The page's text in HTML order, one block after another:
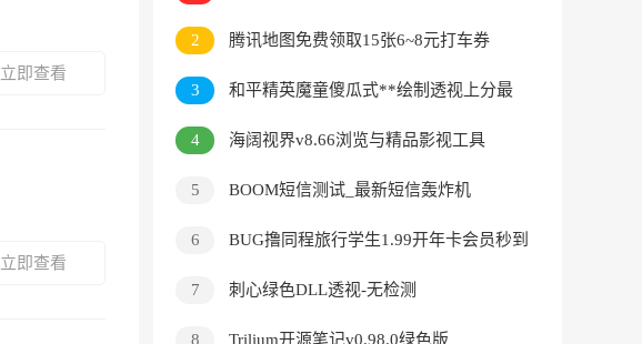
立即查看
立即查看
2 腾讯地图免费领取15张6~8元打车券
3
和平精英魔童傻瓜式**绘制透视上分最
新版
4
海阔视界v8.66浏览与精品影视工具
5 BOOM短信测试_最新短信轰炸机
6 BUG撸同程旅行学生1.99开年卡会员秒到
7 刺心绿色DLL透视-无检测
8 Trilium开源笔记v0.98.0绿色版